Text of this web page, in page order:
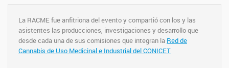
La RACME fue anfitriona del evento y compartió con los y las
asistentes las producciones, investigaciones y desarrollo que
desde cada una de sus comisiones que integran la Red de
Cannabis de Uso Medicinal e Industrial del CONICET